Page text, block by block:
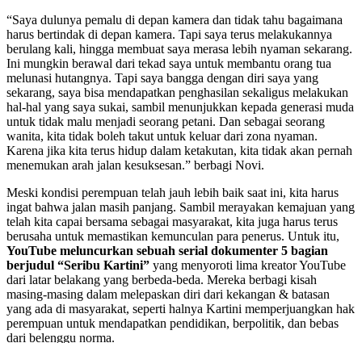
“Saya dulunya pemalu di depan kamera dan tidak tahu bagaimana
harus bertindak di depan kamera. Tapi saya terus melakukannya
berulang kali, hingga membuat saya merasa lebih nyaman sekarang.
Ini mungkin berawal dari tekad saya untuk membantu orang tua
melunasi hutangnya. Tapi saya bangga dengan diri saya yang
sekarang, saya bisa mendapatkan penghasilan sekaligus melakukan
hal-hal yang saya sukai, sambil menunjukkan kepada generasi muda
untuk tidak malu menjadi seorang petani. Dan sebagai seorang
wanita, kita tidak boleh takut untuk keluar dari zona nyaman.
Karena jika kita terus hidup dalam ketakutan, kita tidak akan pernah
menemukan arah jalan kesuksesan.” berbagi Novi.
Meski kondisi perempuan telah jauh lebih baik saat ini, kita harus
ingat bahwa jalan masih panjang. Sambil merayakan kemajuan yang
telah kita capai bersama sebagai masyarakat, kita juga harus terus
berusaha untuk memastikan kemunculan para penerus. Untuk itu,
YouTube meluncurkan sebuah serial dokumenter 5 bagian
berjudul “Seribu Kartini” yang menyoroti lima kreator YouTube
dari latar belakang yang berbeda-beda. Mereka berbagi kisah
masing-masing dalam melepaskan diri dari kekangan & batasan
yang ada di masyarakat, seperti halnya Kartini memperjuangkan hak
perempuan untuk mendapatkan pendidikan, berpolitik, dan bebas
dari belenggu norma.